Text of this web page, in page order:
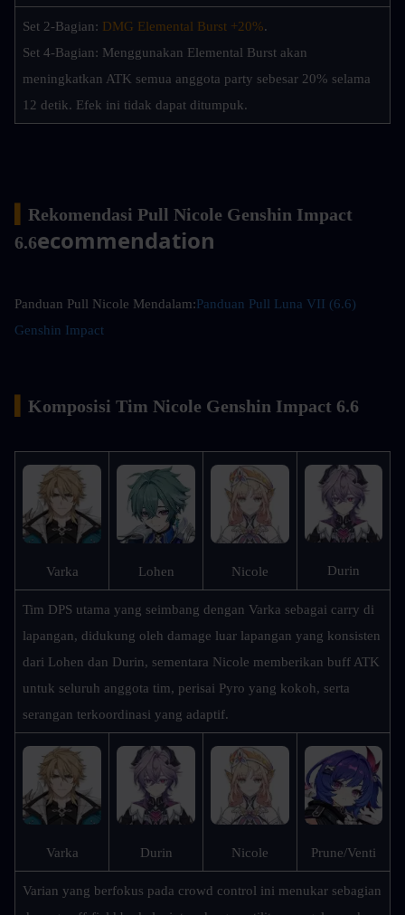
Set 2-Bagian: DMG Elemental Burst +20%.
Set 4-Bagian: Menggunakan Elemental Burst akan
meningkatkan ATK semua anggota party sebesar 20% selama
12 detik. Efek ini tidak dapat ditumpuk.
Rekomendasi Pull Nicole Genshin Impact
6.6ecommendation
Panduan Pull Nicole Mendalam:Panduan Pull Luna VII (6.6)
Genshin Impact
Komposisi Tim Nicole Genshin Impact 6.6
Varka Lohen Nicole Durin
Tim DPS utama yang seimbang dengan Varka sebagai carry di
lapangan, didukung oleh damage luar lapangan yang konsisten
dari Lohen dan Durin, sementara Nicole memberikan buff ATK
untuk seluruh anggota tim, perisai Pyro yang kokoh, serta
serangan terkoordinasi yang adaptif.
Varka Durin Nicole Prune/Venti
Varian yang berfokus pada crowd control ini menukar sebagian